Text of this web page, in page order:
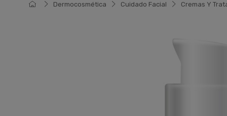
Dermocosmética Cuidado Facial Cremas Y